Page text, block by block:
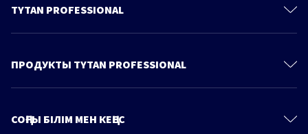
TYTAN PROFESSIONAL
О Компании
Знания и советы
ПРОДУКТЫ TYTAN PROFESSIONAL
Пено-Клеи
СОҢҒЫ БІЛІМ МЕН КЕҢЕС